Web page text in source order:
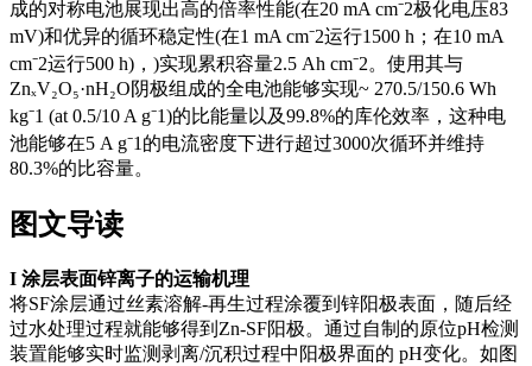
成的对称电池展现出高的倍率性能(在20 mA cm⁻2极化电压83
mV)和优异的循环稳定性(在1 mA cm⁻2运行1500 h；在10 mA
cm⁻2运行500 h)，)实现累积容量2.5 Ah cm⁻2。使用其与
ZnₓV₂O₅·nH₂O阴极组成的全电池能够实现~ 270.5/150.6 Wh
kg⁻1 (at 0.5/10 A g⁻1)的比能量以及99.8%的库伦效率，这种电
池能够在5 A g⁻1的电流密度下进行超过3000次循环并维持
80.3%的比容量。
图文导读
I 涂层表面锌离子的运输机理
将SF涂层通过丝素溶解-再生过程涂覆到锌阳极表面，随后经
过水处理过程就能够得到Zn-SF阳极。通过自制的原位pH检测
装置能够实时监测剥离/沉积过程中阳极界面的 pH变化。如图